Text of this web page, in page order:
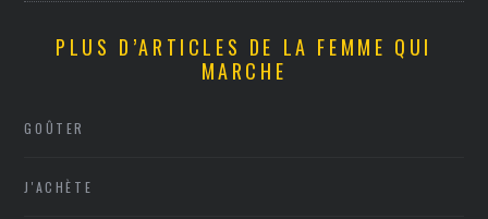
PLUS D’ARTICLES DE LA FEMME QUI
MARCHE
GOÛTER
J'ACHÈTE